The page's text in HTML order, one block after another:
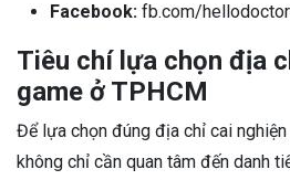
Facebook: fb.com/
Tiêu chí lựa chọn địa
game ở TPHCM
Để lựa chọn đúng địa chỉ cai
không chỉ cần quan tâm đến danh